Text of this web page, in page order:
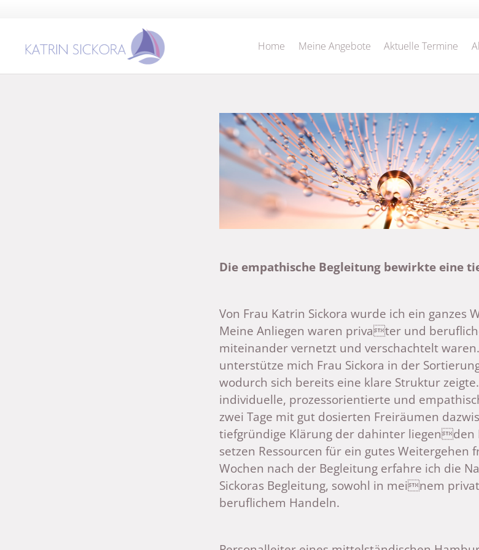
Home Meine Angebote Aktuelle Termine
Die empathische Begleitung bewirkte eine
Von Frau Katrin Sickora wurde ich ein ganzes
Meine Anliegen waren privater und
miteinander vernetzt und verschachtelt
unterstütze mich Frau Sickora in der
wodurch sich bereits eine klare Struktur
individuelle, prozessorientierte und
zwei Tage mit gut dosierten Freiräumen
tiefgründige Klärung der dahinter liegenden
setzen Ressourcen für ein gutes Weitergehen
Wochen nach der Begleitung erfahre ich die
Sickoras Begleitung, sowohl in meinem
beruflichem Handeln.